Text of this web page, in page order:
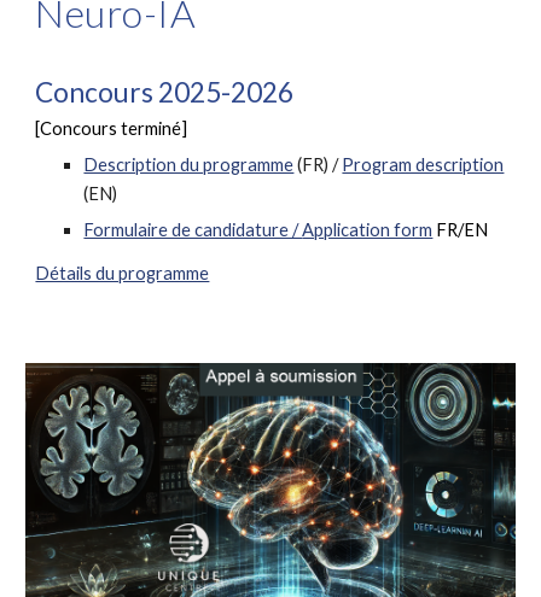
Neuro-IA
Concours 2025-2026
[Concours terminé]
Description du programme(FR)/ Program description
(EN)
Formulaire de candidature /Application form FR/EN
Détails du programme